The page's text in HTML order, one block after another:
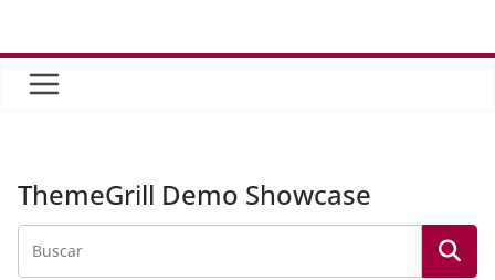
contenido
ThemeGrill Demo Showcase